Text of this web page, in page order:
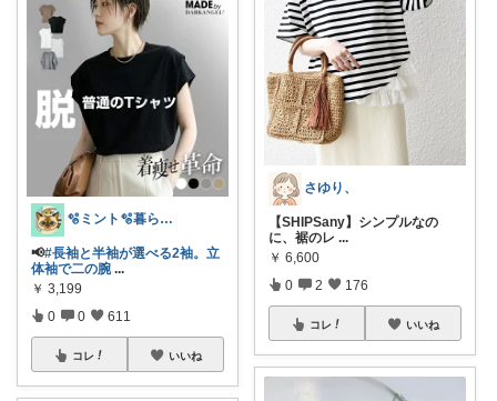
🫧ミント🫧暮らし⋆ﾟファッション⋆ﾟ
📢#長袖と半袖が選べる2袖。立
体袖で二の腕 ...
￥ 3,199
0 0 611
コレ いいね
さゆり、
【SHIPSany】シンプルなの
に、裾のレ ...
￥ 6,600
0 2 176
コレ いいね